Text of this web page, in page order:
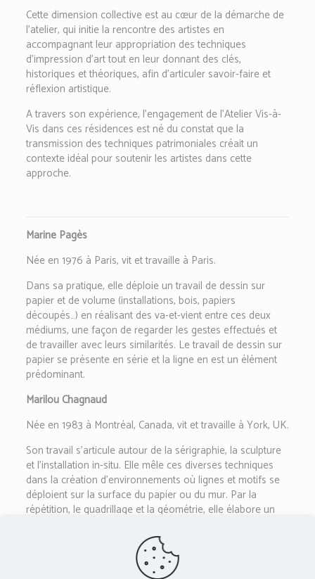
Cette dimension collective est au cœur de la démarche de
l’atelier, qui initie la rencontre des artistes en
accompagnant leur appropriation des techniques
d’impression d’art tout en leur donnant des clés,
historiques et théoriques, afin d’articuler savoir-faire et
réflexion artistique.
A travers son expérience, l’engagement de l’Atelier Vis-à-
Vis dans ces résidences est né du constat que la
transmission des techniques patrimoniales créait un
contexte idéal pour soutenir les artistes dans cette
approche.
Marine Pagès
Née en 1976 à Paris, vit et travaille à Paris.
Dans sa pratique, elle déploie un travail de dessin sur
papier et de volume (installations, bois, papiers
découpés…) en réalisant des va-et-vient entre ces deux
médiums, une façon de regarder les gestes effectués et
de travailler avec leurs similarités. Le travail de dessin sur
papier se présente en série et la ligne en est un élément
prédominant.
Marilou Chagnaud
Née en 1983 à Montréal, Canada, vit et travaille à York, UK.
Son travail s’articule autour de la sérigraphie, la sculpture
et l’installation in-situ. Elle mêle ces diverses techniques
dans la création d’environnements où lignes et motifs se
déploient sur la surface du papier ou du mur. Par la
répétition, le quadrillage et la géométrie, elle élabore un